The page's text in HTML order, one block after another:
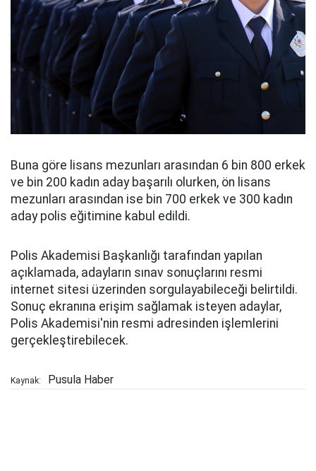
Buna göre lisans mezunları arasından 6 bin 800 erkek
ve bin 200 kadın aday başarılı olurken, ön lisans
mezunları arasından ise bin 700 erkek ve 300 kadın
aday polis eğitimine kabul edildi.
Polis Akademisi Başkanlığı tarafından yapılan
açıklamada, adayların sınav sonuçlarını resmi
internet sitesi üzerinden sorgulayabileceği belirtildi.
Sonuç ekranına erişim sağlamak isteyen adaylar,
Polis Akademisi'nin resmi adresinden işlemlerini
gerçekleştirebilecek.
Kaynak: Pusula Haber